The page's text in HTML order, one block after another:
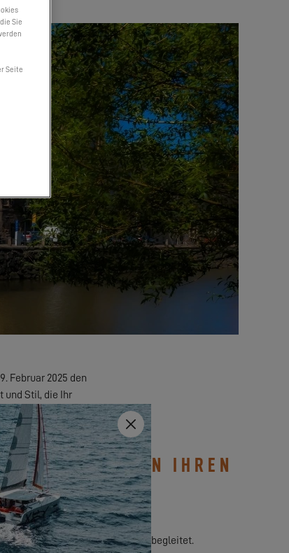
Februar 2025 den
und Stil, die Ihr
SICH BITTE AN IHREN
dem er Sie zu den Excess Tours begleitet.
Sie
Seite
Schließen